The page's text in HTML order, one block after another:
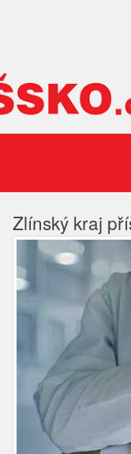
Zlínský kraj